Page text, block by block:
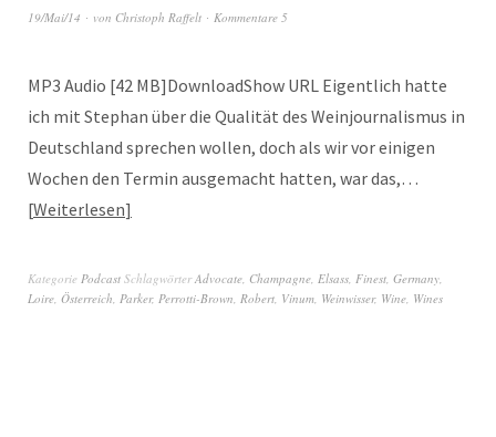
19/Mai/14 von Christoph Raffelt Kommentare 5
MP3 Audio [42 MB]DownloadShow URL Eigentlich hatte
ich mit Stephan über die Qualität des Weinjournalismus in
Deutschland sprechen wollen, doch als wir vor einigen
Wochen den Termin ausgemacht hatten, war das,…
Weiterlesen
Kategorie Podcast SchlagwörterAdvocate, Champagne, Elsass, Finest, Germany,
Loire, Österreich, Parker, Perrotti-Brown, Robert, Vinum, Weinwisser, Wine, Wines